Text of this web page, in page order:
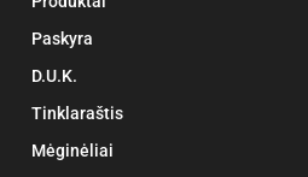
Paskyra
D.U.K.
Tinklaraštis
Mėginėliai